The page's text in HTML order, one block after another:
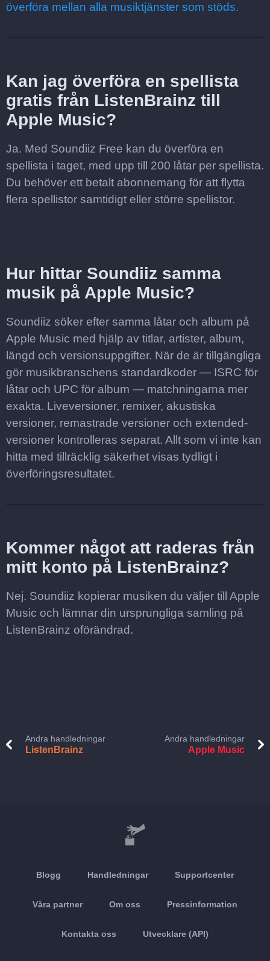
överföra mellan alla musiktjänster som stöds.
Kan jag överföra en spellista
gratis från ListenBrainz till
Apple Music?
Ja. Med Soundiiz Free kan du överföra en
spellista i taget, med upp till 200 låtar per spellista.
Du behöver ett betalt abonnemang för att flytta
flera spellistor samtidigt eller större spellistor.
Hur hittar Soundiiz samma
musik på Apple Music?
Soundiiz söker efter samma låtar och album på
Apple Music med hjälp av titlar, artister, album,
längd och versionsuppgifter. När de är tillgängliga
gör musikbranschens standardkoder — ISRC för
låtar och UPC för album — matchningarna mer
exakta. Liveversioner, remixer, akustiska
versioner, remastrade versioner och extended-
versioner kontrolleras separat. Allt som vi inte kan
hitta med tillräcklig säkerhet visas tydligt i
överföringsresultatet.
Kommer något att raderas från
mitt konto på ListenBrainz?
Nej. Soundiiz kopierar musiken du väljer till Apple
Music och lämnar din ursprungliga samling på
ListenBrainz oförändrad.
Andra handledningar
ListenBrainz
Andra handledningar
Apple Music
Blogg Handledningar Supportcenter
Våra partner Om oss Pressinformation
Kontakta oss Utvecklare (API)